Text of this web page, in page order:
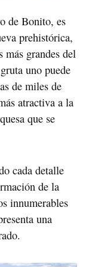
de Bonito, es
prehistórica,
más grandes del
uno puede
de miles de
atractiva a la
que se
cada detalle
de la
innumerables
una